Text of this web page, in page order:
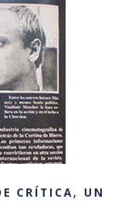
CRÍTICA, UN